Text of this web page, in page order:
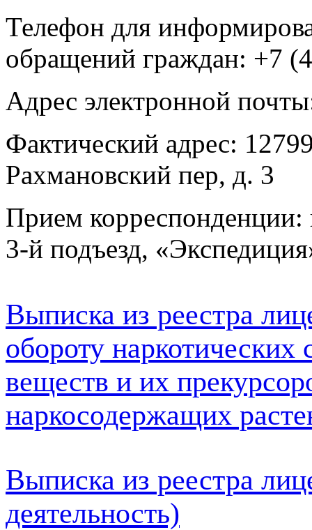
Телефон для
обращений граждан: +7
Адрес электронной
Фактический адрес:
Рахмановский пер, д. 3
Прием корреспонденции:
3-й подъезд,
Выписка из реестра
обороту наркотических
веществ и их
наркосодержащих
Выписка из реестра
деятельность)